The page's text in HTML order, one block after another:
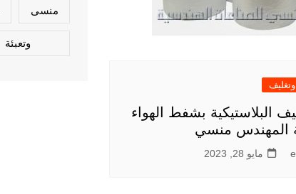
البلاستيكية بشفط الهواء
المهندس منسي
مايو 28, 2023
منسى
وتعبئة